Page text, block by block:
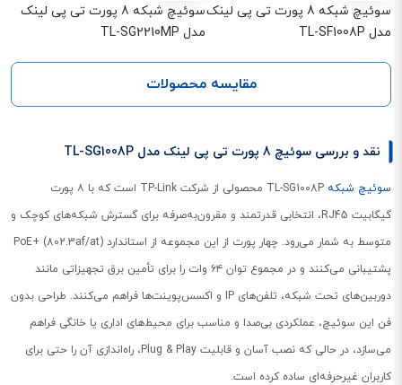
سوئیچ شبکه 8 پورت تی پی لینک
مدل TL-SF1008P
سوئیچ شبکه 8 پورت تی پی لینک
مدل TL-SG2210MP
مقایسه محصولات
نقد و بررسی سوئیچ 8 پورت تی پی لینک مدل TL-SG1008P
سوئیچ شبکه
TL-SG1008P محصولی از شرکت TP-Link است که با ۸ پورت
گیگابیت RJ45، انتخابی قدرتمند و مقرون‌به‌صرفه برای گسترش شبکه‌های کوچک و
متوسط به شمار می‌رود. چهار پورت از این مجموعه از استاندارد PoE+ (802.3af/at)
پشتیبانی می‌کنند و در مجموع توان ۶۴ وات را برای تأمین برق تجهیزاتی مانند
دوربین‌های تحت شبکه، تلفن‌های IP و اکسس‌پوینت‌ها فراهم می‌کنند. طراحی بدون
فن این سوئیچ، عملکردی بی‌صدا و مناسب برای محیط‌های اداری یا خانگی فراهم
می‌سازد، در حالی که نصب آسان و قابلیت Plug & Play، راه‌اندازی آن را حتی برای
کاربران غیرحرفه‌ای ساده کرده است.